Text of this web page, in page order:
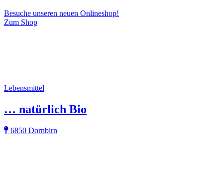
Besuche unseren neuen Onlineshop!
Zum Shop
Lebensmittel
… natürlich Bio
6850 Dornbirn